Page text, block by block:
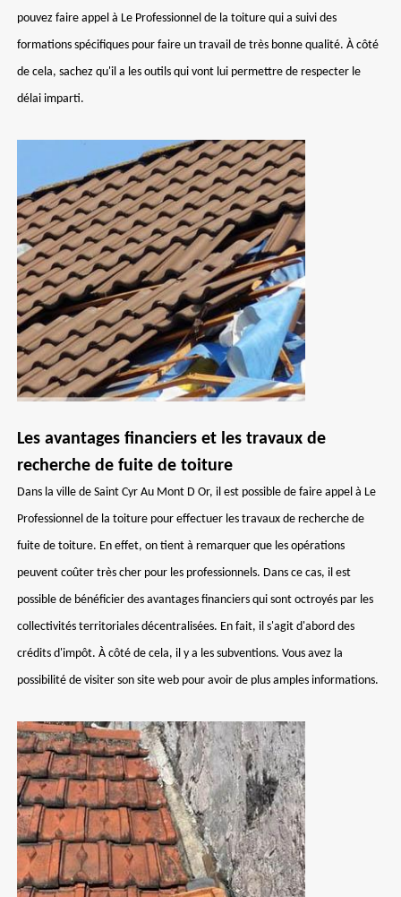
pouvez faire appel à Le Professionnel de la toiture qui a suivi des
formations spécifiques pour faire un travail de très bonne qualité. À côté
de cela, sachez qu'il a les outils qui vont lui permettre de respecter le
délai imparti.
Les avantages financiers et les travaux de
recherche de fuite de toiture
Dans la ville de Saint Cyr Au Mont D Or, il est possible de faire appel à Le
Professionnel de la toiture pour effectuer les travaux de recherche de
fuite de toiture. En effet, on tient à remarquer que les opérations
peuvent coûter très cher pour les professionnels. Dans ce cas, il est
possible de bénéficier des avantages financiers qui sont octroyés par les
collectivités territoriales décentralisées. En fait, il s'agit d'abord des
crédits d'impôt. À côté de cela, il y a les subventions. Vous avez la
possibilité de visiter son site web pour avoir de plus amples informations.